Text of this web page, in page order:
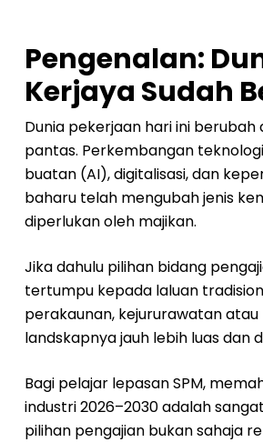
Pengenalan:
Kerjaya Sudah
Dunia pekerjaan hari ini berubah
pantas. Perkembangan
buatan (AI), digitalisasi, dan
baharu telah mengubah jenis
diperlukan oleh majikan.
Jika dahulu pilihan bidang
tertumpu kepada laluan
perakaunan, kejururawatan atau
landskapnya jauh lebih luas dan
Bagi pelajar lepasan SPM,
industri 2026–2030 adalah
pilihan pengajian bukan sahaja